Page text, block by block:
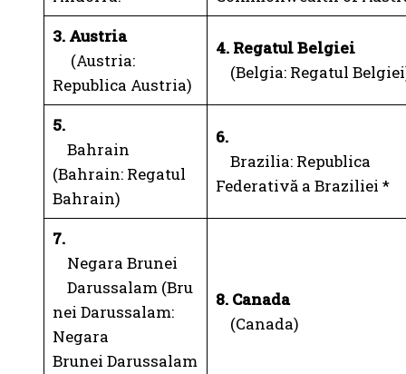
3. Austria
(Austria:
Republica Austria)
4. Regatul Belgiei
(Belgia: Regatul
5.
Bahrain
(Bahrain: Regatul
Bahrain)
6.
Brazilia: Republica
Federativă a Braziliei *
7.
Negara Brunei
Darussalam (Bru
nei Darussalam:
Negara
Brunei Darussalam
8. Canada
(Canada)